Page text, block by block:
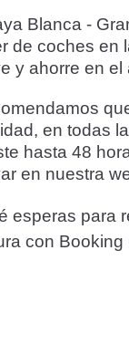
Blanca -
de coches en
y ahorre en
en todas
hasta 48
en nuestra
esperas para
con Booking